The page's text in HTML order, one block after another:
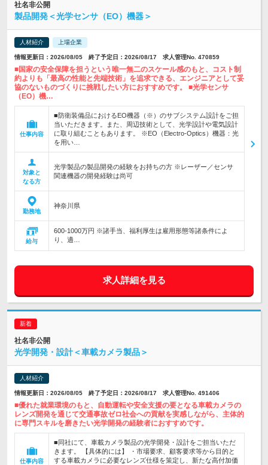
社名非公開
製品開発＜光学センサ（EO）機器＞
人材紹介 上場企業
情報更新日：2026/08/05 終了予定日：2026/08/17 求人管理No. 470859
■国家の安全保障を担うという唯一無二のスケール感のもと、コスト制
約よりも「最高の性能と先端技術」を追求できる、エンジニアとして妥
協のないものづくりに挑戦したい方におすすめです。 ■光学センサ
（EO）機…
仕事内容
■防衛装備品におけるEO機器（※）のサブシステム設計をご担
当いただきます。また、周辺技術として、光学設計や電気設計
に取り組むこともあります。 ※EO（Electro-Optics）機器：光
を用い…
対象と
なる方
光学製品の製品開発の経験をお持ちの方 ※レーザー／センサ
関連機器の開発経験は尚可
勤務地
神奈川県
給与
600-1000万円 ※諸手当、福利厚生は雇用形態等諸条件によ
り、適…
求人詳細を見る
社名非公開
光学開発・設計＜車載カメラ製品＞
人材紹介
情報更新日：2026/08/05 終了予定日：2026/08/17 求人管理No. 491406
■優れた就業環境のもと、自動運転や安全支援の要となる車載カメラの
レンズ開発を通じて交通事故ゼロ社会への貢献を実感しながら、主体的
に専門スキルを磨きたい光学開発の経験者におすすめです。
仕事内容
■同社にて、車載カメラ製品の光学開発・設計をご担当いただ
きます。 【具体的には】 ・市場要求、顧客要求等から目的と
する車載カメラに必要なレンズ仕様を策定し、新たな高付加価